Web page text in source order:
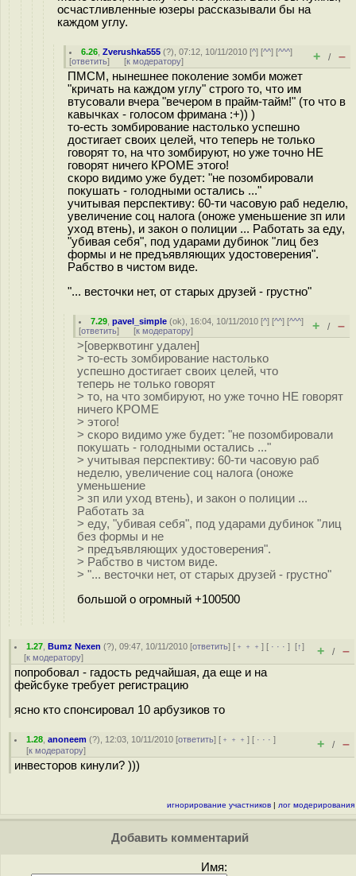
осчастливленные юзеры рассказывали бы на
каждом углу.
6.26 ,Zverushka555 (?), 07:12, 10/11/2010 [^] [^^] [^^^]
[ответить] [к модератору] + / –
ПМСМ, нынешнее поколение зомби может
"кричать на каждом углу" строго то, что им
втусовали вчера "вечером в прайм-тайм!" (то что в
кавычках - голосом фримана :+)) )
то-есть зомбирование настолько успешно
достигает своих целей, что теперь не только
говорят то, на что зомбируют, но уже точно НЕ
говорят ничего КРОМЕ этого!
скоро видимо уже будет: "не позомбировали
покушать - голодными остались ..."
учитывая перспективу: 60-ти часовую раб неделю,
увеличение соц налога (оноже уменьшение зп или
уход втень), и закон о полиции ... Работать за еду,
"убивая себя", под ударами дубинок "лиц без
формы и не предъявляющих удостоверения".
Рабство в чистом виде.
"... весточки нет, от старых друзей - грустно"
7.29 ,pavel_simple (ok), 16:04, 10/11/2010 [^] [^^] [^^^]
[ответить] [к модератору] + / –
>[оверквотинг удален]
> то-есть зомбирование настолько
успешно достигает своих целей, что
теперь не только говорят
> то, на что зомбируют, но уже точно НЕ говорят
ничего КРОМЕ
> этого!
> скоро видимо уже будет: "не позомбировали
покушать - голодными остались ..."
> учитывая перспективу: 60-ти часовую раб
неделю, увеличение соц налога (оноже
уменьшение
> зп или уход втень), и закон о полиции ...
Работать за
> еду, "убивая себя", под ударами дубинок "лиц
без формы и не
> предъявляющих удостоверения".
> Рабство в чистом виде.
> "... весточки нет, от старых друзей - грустно"
большой о огромный +100500
1.27 ,Bumz Nexen (?), 09:47, 10/11/2010 [ответить] [ ﹢﹢﹢] [ · · ·][↑]
[к модератору] + / –
попробовал - гадость редчайшая, да еще и на
фейсбуке требует регистрацию
ясно кто спонсировал 10 арбузиков то
1.28 ,anoneem (?), 12:03, 10/11/2010 [ответить] [ ﹢﹢﹢] [ · · ·]
[к модератору] + / –
инвесторов кинули? )))
игнорирование участников | лог модерирования
Добавить комментарий
Имя: